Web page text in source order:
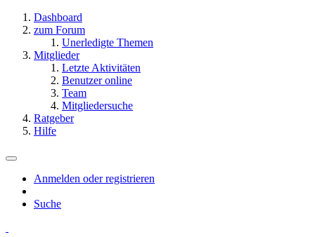
Dashboard
zum Forum
Unerledigte Themen
Mitglieder
Letzte Aktivitäten
Benutzer online
Team
Mitgliedersuche
Ratgeber
Hilfe
Anmelden oder registrieren
Suche